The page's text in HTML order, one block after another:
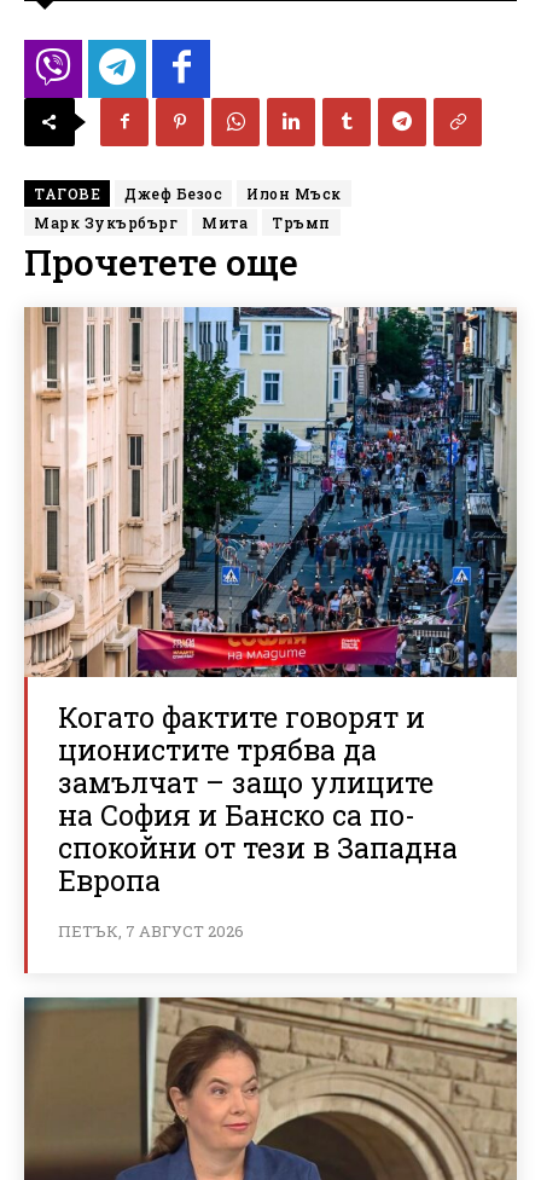
ТАГОВЕ Джеф Безос
Илон Мъск
Марк Зукърбърг
Мита Тръмп
Прочетете още
Когато фактите говорят и
ционистите трябва да
замълчат – защо улиците
на София и Банско са по-
спокойни от тези в Западна
Европа
ПЕТЪК, 7 АВГУСТ 2026